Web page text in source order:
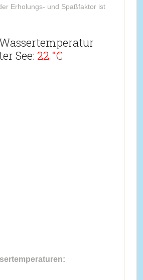
Erholungs- und Spaßfaktor ist
See: 22 °C